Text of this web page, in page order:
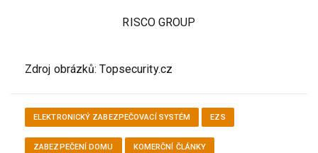
RISCO GROUP
Zdroj obrázků: Topsecurity.cz
ELEKTRONICKÝ ZABEZPEČOVACÍ SYSTÉM EZS
ZABEZPEČENÍ DOMU KOMERČNÍ ČLÁNKY